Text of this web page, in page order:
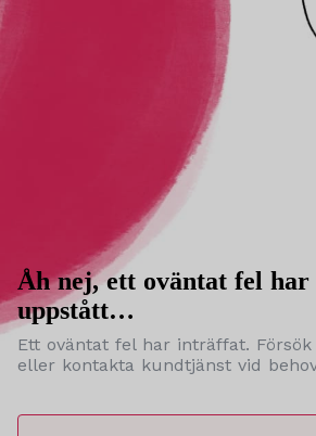
Åh nej, ett oväntat fel har
uppstått…
Ett oväntat fel har inträffat. Försök
eller kontakta kundtjänst vid